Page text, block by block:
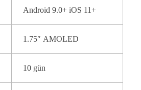
Android 9.0+ iOS 11+
1.75″ AMOLED
10 gün